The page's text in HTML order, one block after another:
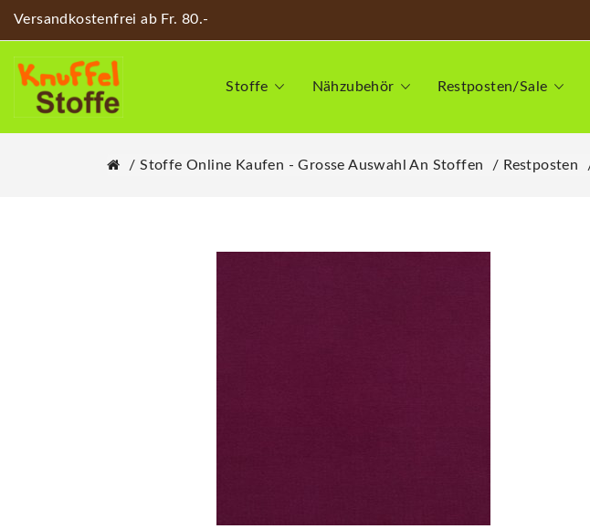
Versandkostenfrei ab Fr. 80.-
Stoffe Nähzubehör Restposten/Sale
Stoffe Online Kaufen - Grosse Auswahl An Stoffen Restposten